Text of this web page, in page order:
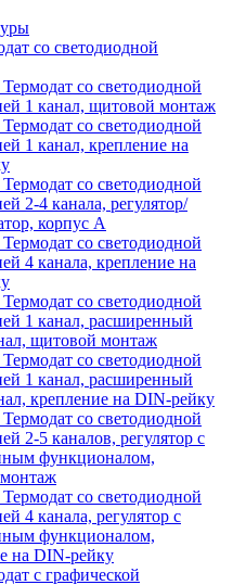
со светодиодной
со светодиодной
1 канал, щитовой монтаж
со светодиодной
1 канал, крепление на
со светодиодной
2-4 канала, регулятор/
корпус А
со светодиодной
4 канала, крепление на
со светодиодной
1 канал, расширенный
щитовой монтаж
со светодиодной
1 канал, расширенный
крепление на DIN-рейку
со светодиодной
2-5 каналов, регулятор с
функционалом,
со светодиодной
4 канала, регулятор с
функционалом,
на DIN-рейку
с графической